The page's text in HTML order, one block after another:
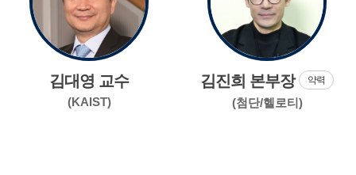
김대영 교수
(KAIST)
김진희 본부장 약력
(첨단/헬로티)